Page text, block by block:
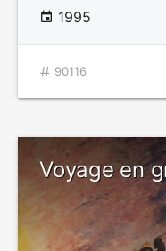
1995
90116
Voyage en